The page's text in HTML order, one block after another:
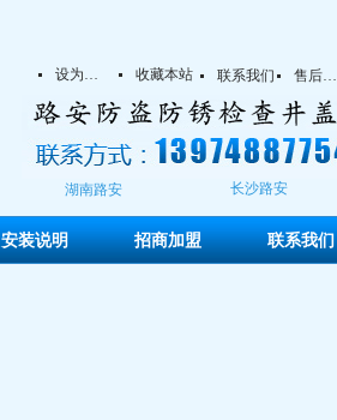
넷 设为首页 넷 收藏本站 넷 联系我们넷 售后服务
湖南路安 长沙路安
安装说明 招商加盟 联系我们